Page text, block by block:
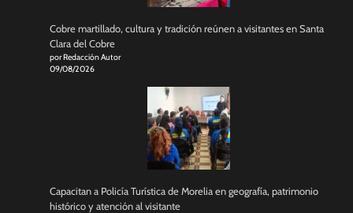
Cobre martillado, cultura y tradición reúnen a visitantes en Santa
Clara del Cobre
por Redacción Autor
09/08/2026
Capacitan a Policía Turística de Morelia en geografía, patrimonio
histórico y atención al visitante